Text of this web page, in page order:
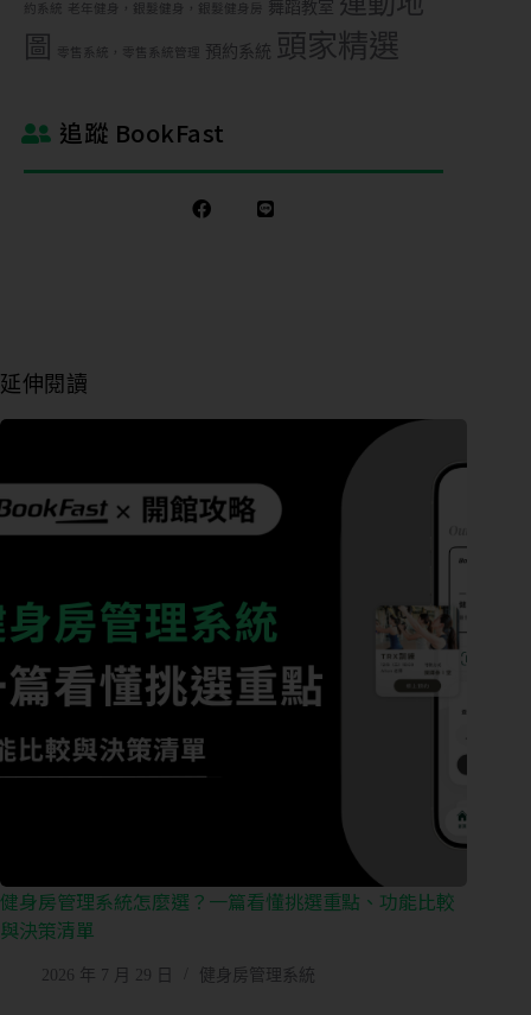
約系統 老年健身，銀髮健身，銀髮健身房 舞蹈教室
圖
零售系統，零售系統管理 預約系統 頭家精選
追蹤 BookFast
延伸閱讀
健身房管理系統怎麼選？一篇看懂挑選重點、功能比較
與決策清單
2026 年 7 月 29 日 健身房管理系統